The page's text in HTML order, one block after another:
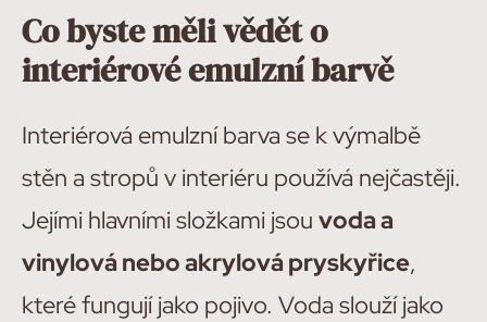
Co byste měli vědět o
interiérové emulzní barvě
Interiérová emulzní barva se k výmalbě
stěn a stropů v interiéru používá nejčastěji.
Jejími hlavními složkami jsou voda a
vinylová nebo akrylová pryskyřice,
které fungují jako pojivo. Voda slouží jako